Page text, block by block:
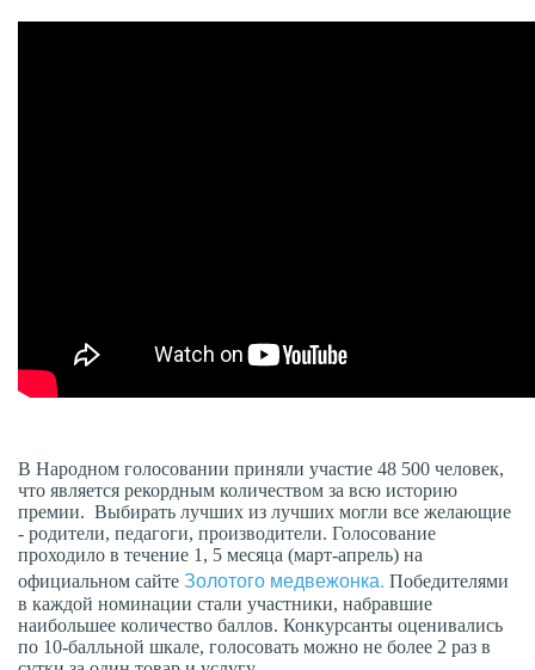
В Народном голосовании приняли участие 48 500 человек,
что является рекордным количеством за всю историю
премии. Выбирать лучших из лучших могли все желающие
- родители, педагоги, производители. Голосование
проходило в течение 1, 5 месяца (март-апрель) на
официальном сайте Золотого медвежонка. Победителями
в каждой номинации стали участники, набравшие
наибольшее количество баллов. Конкурсанты оценивались
по 10-балльной шкале, голосовать можно не более 2 раз в